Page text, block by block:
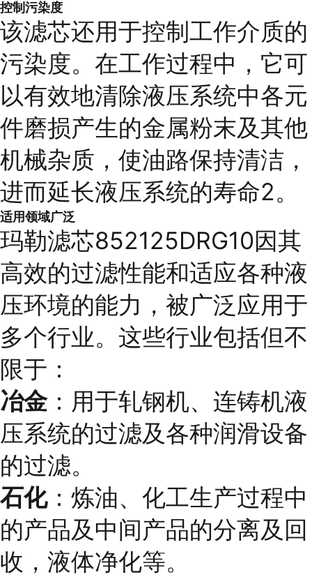
控制污染度
该滤芯还用于控制工作介质的
污染度。在工作过程中，它可
以有效地清除液压系统中各元
件磨损产生的金属粉末及其他
机械杂质，使油路保持清洁，
进而延长液压系统的寿命2。
适用领域广泛
玛勒滤芯852125DRG10因其
高效的过滤性能和适应各种液
压环境的能力，被广泛应用于
多个行业。这些行业包括但不
限于：
冶金：用于轧钢机、连铸机液
压系统的过滤及各种润滑设备
的过滤。
石化：炼油、化工生产过程中
的产品及中间产品的分离及回
收，液体净化等。